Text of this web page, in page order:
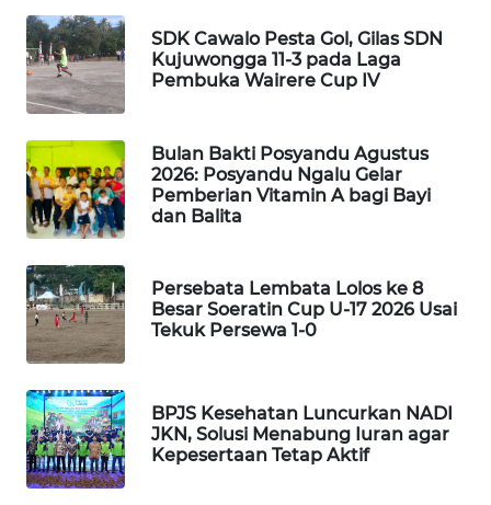
SDK Cawalo Pesta Gol, Gilas SDN
Kujuwongga 11-3 pada Laga
Pembuka Wairere Cup IV
Bulan Bakti Posyandu Agustus
2026: Posyandu Ngalu Gelar
Pemberian Vitamin A bagi Bayi
dan Balita
Persebata Lembata Lolos ke 8
Besar Soeratin Cup U-17 2026 Usai
Tekuk Persewa 1-0
BPJS Kesehatan Luncurkan NADI
JKN, Solusi Menabung Iuran agar
Kepesertaan Tetap Aktif
KELISTRIKAN
WALINKI
ID
MAWAKA
ID
NET
PLN
WATCH
MKLI
LPKKI